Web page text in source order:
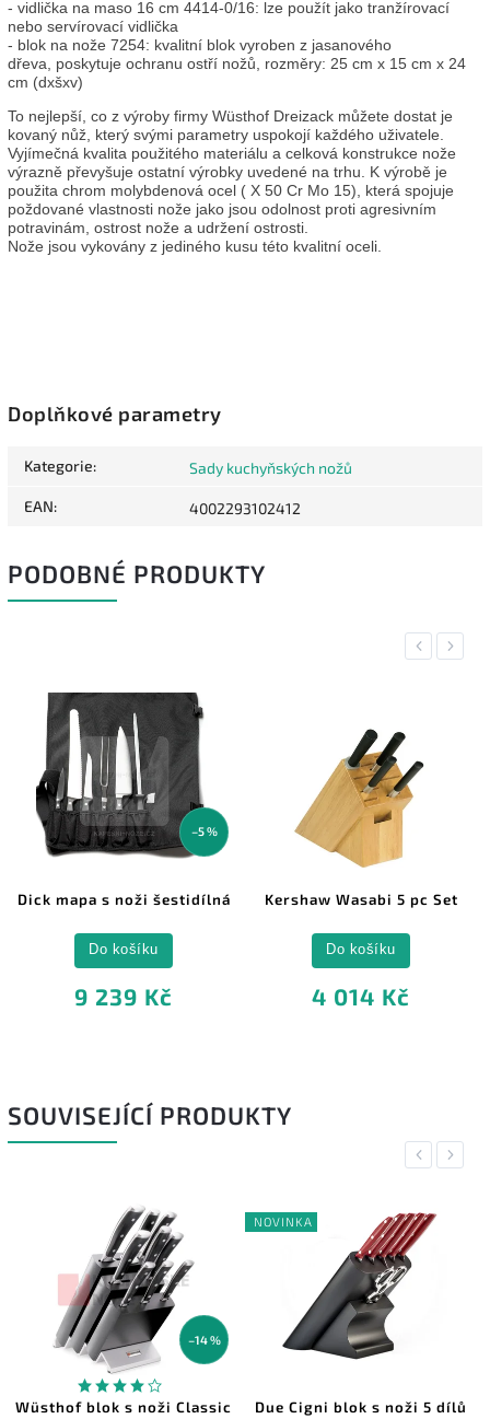
- vidlička na maso 16 cm 4414-0/16: lze použít jako tranžírovací
nebo servírovací vidlička
- blok na nože 7254: kvalitní blok vyroben z jasanového
dřeva, poskytuje ochranu ostří nožů, rozměry: 25 cm x 15 cm x 24
cm (dxšxv)
To nejlepší, co z výroby firmy Wüsthof Dreizack můžete dostat je
kovaný nůž, který svými parametry uspokojí každého uživatele.
Vyjímečná kvalita použitého materiálu a celková konstrukce nože
výrazně převyšuje ostatní výrobky uvedené na trhu. K výrobě je
použita chrom molybdenová ocel ( X 50 Cr Mo 15), která spojuje
poždované vlastnosti nože jako jsou odolnost proti agresivním
potravinám, ostrost nože a udržení ostrosti.
Nože jsou vykovány z jediného kusu této kvalitní oceli.
Doplňkové parametry
Kategorie: Sady kuchyňských nožů
EAN: 4002293102412
PODOBNÉ PRODUKTY
Previous
–5 %
Dick mapa s noži šestidílná
9 239 Kč
Do košíku
Kershaw Wasabi 5 pc Set
4 014 Kč
Do košíku
Next
SOUVISEJÍCÍ PRODUKTY
Previous
–14 %
Wüsthof blok s noži Classic
NOVINKA
Due Cigni blok s noži 5 dílů
Next